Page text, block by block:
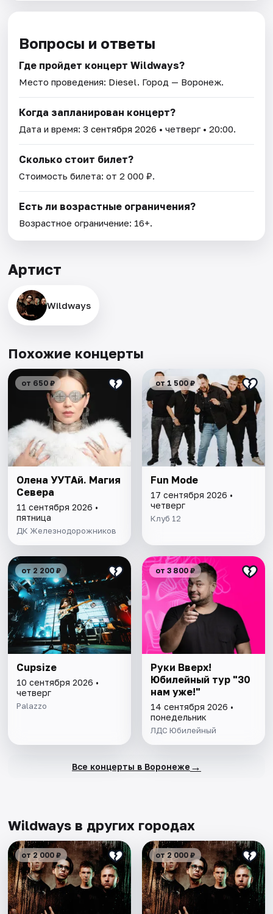
Вопросы и ответы
Где пройдет концерт Wildways?
Место проведения: Diesel. Город — Воронеж.
Когда запланирован концерт?
Дата и время:3 сентября 2026 • четверг • 20:00.
Сколько стоит билет?
Стоимость билета: от 2 000 ₽.
Есть ли возрастные ограничения?
Возрастное ограничение: 16+.
Артист
Wildways
Похожие концерты
от 650 ₽
Олена УУТАй. Магия
Севера
11 сентября 2026 •
пятница
ДК Железнодорожников
от 1 500 ₽
Fun Mode
17 сентября 2026 •
четверг
Клуб 12
от 2 200 ₽
Cupsize
10 сентября 2026 •
четверг
Palazzo
от 3 800 ₽
Руки Вверх!
Юбилейный тур "30
нам уже!"
14 сентября 2026 •
понедельник
ЛДС Юбилейный
Все концерты в Воронеже →
Wildways в других городах
от 2 000 ₽ от 2 000 ₽